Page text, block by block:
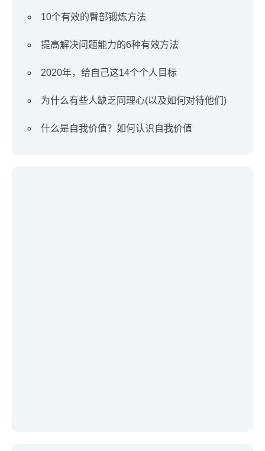
10个有效的臀部锻炼方法
提高解决问题能力的6种有效方法
2020年，给自己这14个个人目标
为什么有些人缺乏同理心(以及如何对待他们)
什么是自我价值？如何认识自我价值